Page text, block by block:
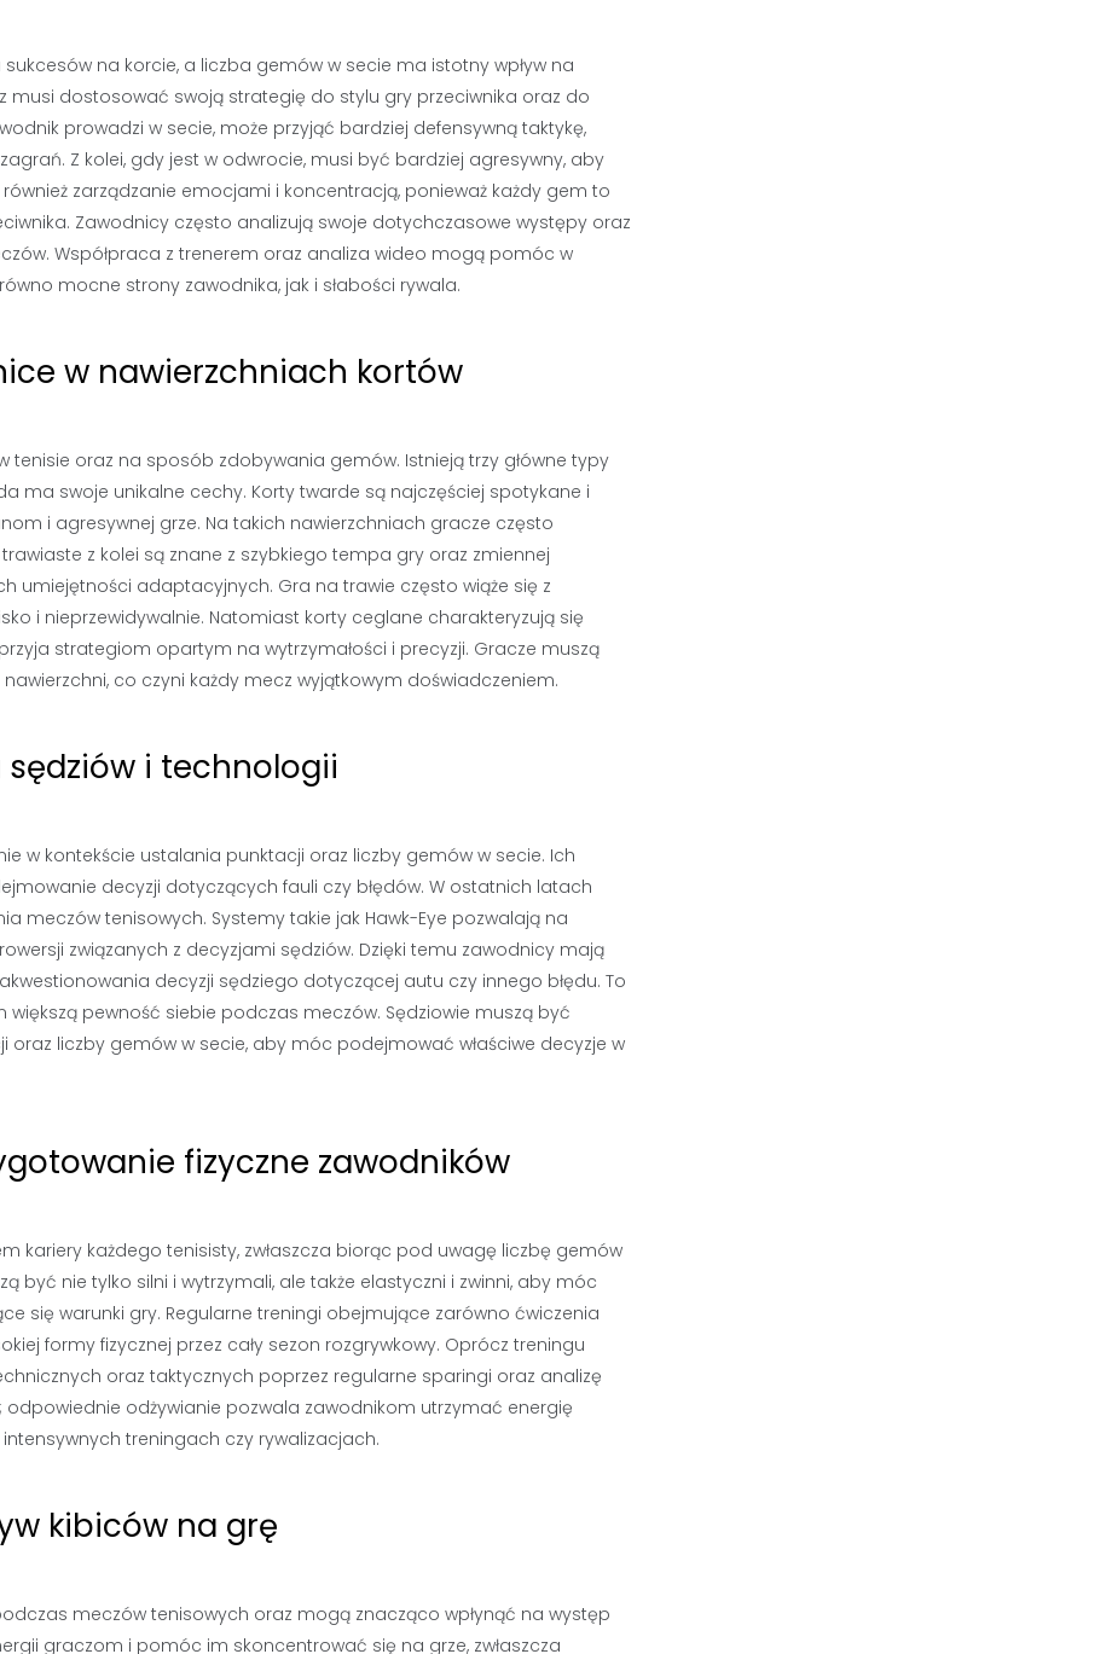
na korcie, a liczba gemów w secie ma istotny wpływ na
musi dostosować swoją strategię do stylu gry przeciwnika oraz do
prowadzi w secie, może przyjąć bardziej defensywną taktykę,
Z kolei, gdy jest w odwrocie, musi być bardziej agresywny, aby
zarządzanie emocjami i koncentracją, ponieważ każdy gem to
Zawodnicy często analizują swoje dotychczasowe występy oraz
Współpraca z trenerem oraz analiza wideo mogą pomóc w
mocne strony zawodnika, jak i słabości rywala.
w nawierzchniach kortów
tenisie oraz na sposób zdobywania gemów. Istnieją trzy główne typy
ma swoje unikalne cechy. Korty twarde są najczęściej spotykane i
i agresywnej grze. Na takich nawierzchniach gracze często
z kolei są znane z szybkiego tempa gry oraz zmiennej
umiejętności adaptacyjnych. Gra na trawie często wiąże się z
i nieprzewidywalnie. Natomiast korty ceglane charakteryzują się
strategiom opartym na wytrzymałości i precyzji. Gracze muszą
co czyni każdy mecz wyjątkowym doświadczeniem.
i technologii
w kontekście ustalania punktacji oraz liczby gemów w secie. Ich
decyzji dotyczących fauli czy błędów. W ostatnich latach
meczów tenisowych. Systemy takie jak Hawk-Eye pozwalają na
związanych z decyzjami sędziów. Dzięki temu zawodnicy mają
decyzji sędziego dotyczącej autu czy innego błędu. To
pewność siebie podczas meczów. Sędziowie muszą być
liczby gemów w secie, aby móc podejmować właściwe decyzje w
fizyczne zawodników
kariery każdego tenisisty, zwłaszcza biorąc pod uwagę liczbę gemów
być nie tylko silni i wytrzymali, ale także elastyczni i zwinni, aby móc
się warunki gry. Regularne treningi obejmujące zarówno ćwiczenia
formy fizycznej przez cały sezon rozgrywkowy. Oprócz treningu
oraz taktycznych poprzez regularne sparingi oraz analizę
odpowiednie odżywianie pozwala zawodnikom utrzymać energię
treningach czy rywalizacjach.
kibiców na grę
meczów tenisowych oraz mogą znacząco wpłynąć na występ
graczom i pomóc im skoncentrować się na grze, zwłaszcza